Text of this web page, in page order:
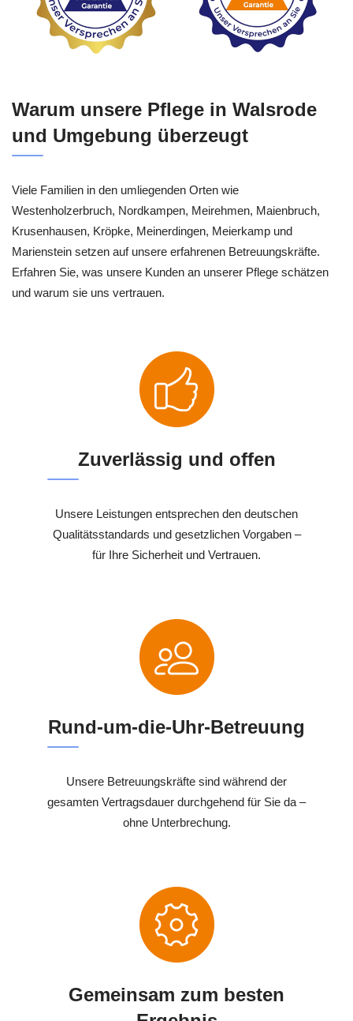
Warum unsere Pflege in Walsrode
und Umgebung überzeugt
Viele Familien in den umliegenden Orten wie
Westenholzerbruch, Nordkampen, Meirehmen, Maienbruch,
Krusenhausen, Kröpke, Meinerdingen, Meierkamp und
Marienstein setzen auf unsere erfahrenen Betreuungskräfte.
Erfahren Sie, was unsere Kunden an unserer Pflege schätzen
und warum sie uns vertrauen.
Zuverlässig und offen
Unsere Leistungen entsprechen den deutschen
Qualitätsstandards und gesetzlichen Vorgaben –
für Ihre Sicherheit und Vertrauen.
Rund-um-die-Uhr-Betreuung
Unsere Betreuungskräfte sind während der
gesamten Vertragsdauer durchgehend für Sie da –
ohne Unterbrechung.
Gemeinsam zum besten